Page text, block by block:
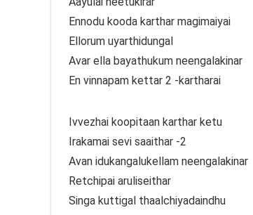
Ennodu kooda karthar magimaiyai
Ellorum uyarthidungal
Avar ella bayathukum neengalakinar
En vinnapam kettar 2 -kartharai
Ivvezhai koopitaan karthar ketu
Irakamai sevi saaithar -2
Avan idukangalukellam neengalakinar
Retchipai aruliseithar
Singa kuttigal thaalchiyadaindhu